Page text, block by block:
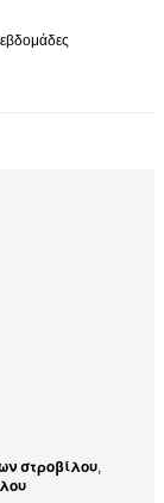
στροβίλου,